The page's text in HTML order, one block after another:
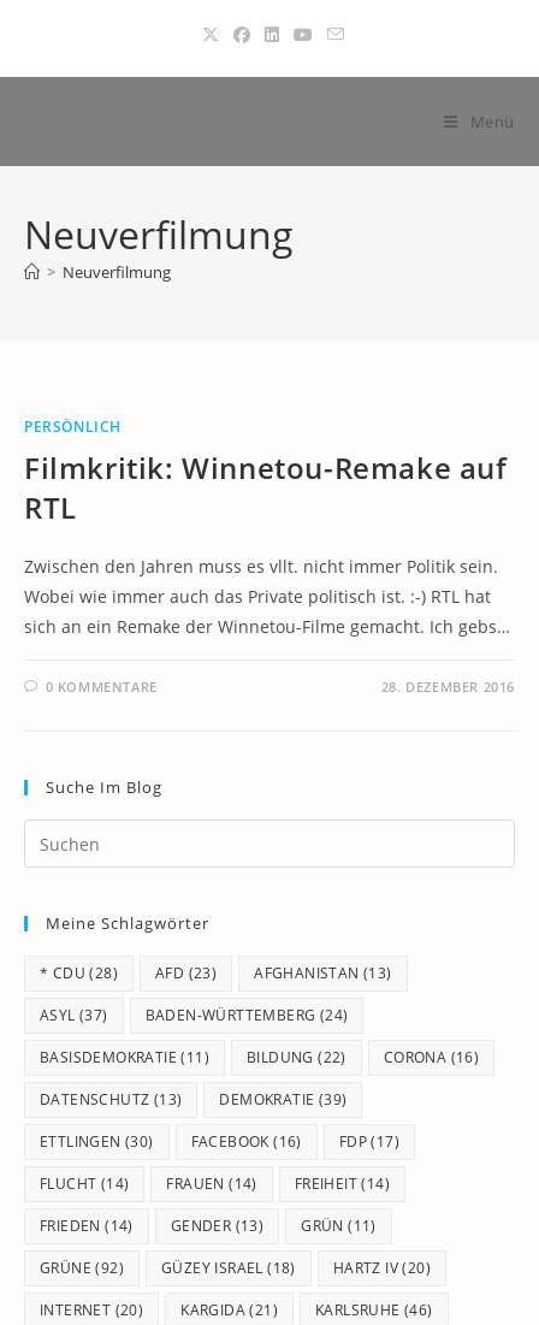
springen
Menü
Neuverfilmung
> Neuverfilmung
PERSÖNLICH
Filmkritik: Winnetou-Remake auf
RTL
Zwischen den Jahren muss es vllt. nicht immer Politik sein.
Wobei wie immer auch das Private politisch ist. :-) RTL hat
sich an ein Remake der Winnetou-Filme gemacht. Ich gebs…
0 KOMMENTARE 28. DEZEMBER 2016
Suche Im Blog
Meine Schlagwörter
* CDU (28) AFD (23) AFGHANISTAN (13)
ASYL (37) BADEN-WÜRTTEMBERG (24)
BASISDEMOKRATIE (11) BILDUNG (22) CORONA (16)
DATENSCHUTZ (13) DEMOKRATIE (39)
ETTLINGEN (30) FACEBOOK (16) FDP(17)
FLUCHT (14) FRAUEN (14) FREIHEIT(14)
FRIEDEN (14) GENDER (13) GRÜN (11)
GRÜNE (92) GÜZEY ISRAEL (18) HARTZ IV(20)
INTERNET (20) KARGIDA(21) KARLSRUHE (46)